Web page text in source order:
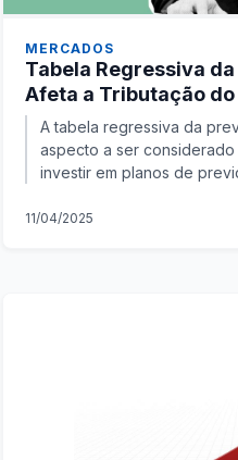
MERCADOS
Tabela Regressiva
Afeta a Tributação
A tabela regressiva da
aspecto a ser
investir em planos de
11/04/2025